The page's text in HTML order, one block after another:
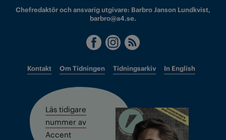
Chefredaktör och ansvarig utgivare: Barbro Janson Lundkvist,
barbro@a4.se.
Kontakt Om Tidningen Tidningsarkiv In English
Läs tidigare
nummer av
Accent